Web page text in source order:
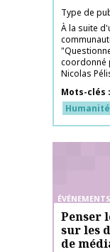
Type de
À la suite
coordonné
Nicolas
Mots-clés
ÉVÉNEMENTS
Penser
sur les
de